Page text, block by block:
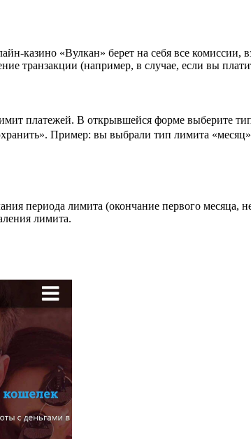
казино «Вулкан» берет на себя все
транзакции (например, в случае, если вы
платежей. В открывшейся форме выберите
Пример: вы выбрали тип лимита
периода лимита (окончание первого месяца,
лимита.